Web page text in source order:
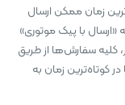
زمان ممکن ارسال
با پیک موتوری»
کلیه سفارش‌ها از طریق
زمان به